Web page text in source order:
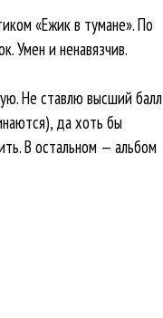
«Ежик в тумане». По
Умен и ненавязчив.
Не ставлю высший балл
да хоть бы
В остальном — альбом